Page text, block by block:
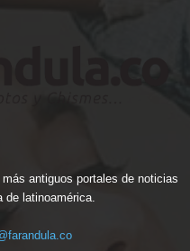
antiguos portales de noticias
latinoamérica.